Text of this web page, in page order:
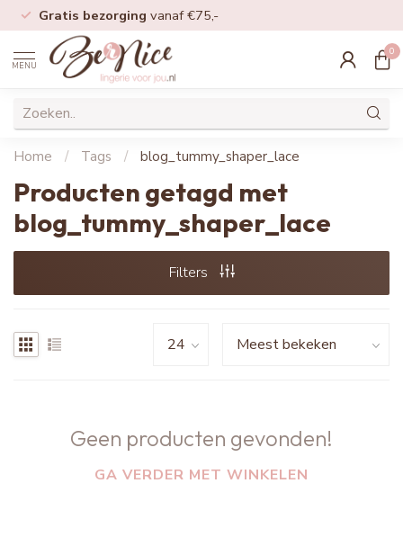
Gratis bezorging vanaf €75,-
MENU
0
Home / Tags / blog_tummy_shaper_lace
Producten getagd met
blog_tummy_shaper_lace
Filters
Geen producten gevonden!
GA VERDER MET WINKELEN